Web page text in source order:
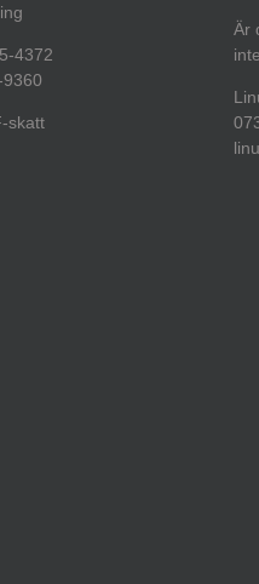
4372
skatt
Är